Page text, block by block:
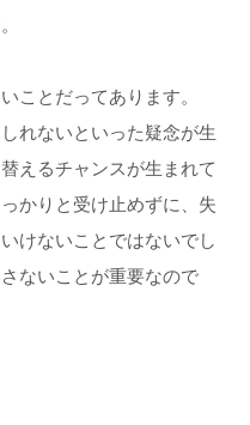
ことだってあります。
れないといった疑念が生
えるチャンスが生まれて
かりと受け止めずに、失
けないことではないでし
ないことが重要なので